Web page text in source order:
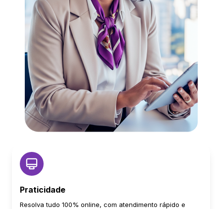
Praticidade
Resolva tudo 100% online, com atendimento rápido e